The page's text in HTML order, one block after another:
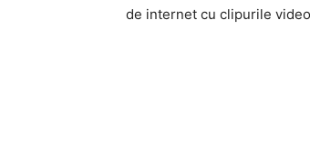
de internet cu clipurile